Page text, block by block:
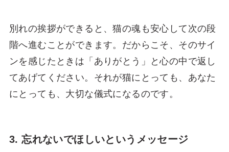
別れの挨拶ができると、猫の魂も安心して次の段
階へ進むことができます。だからこそ、そのサイ
ンを感じたときは「ありがとう」と心の中で返し
てあげてください。それが猫にとっても、あなた
にとっても、大切な儀式になるのです。
3. 忘れないでほしいというメッセージ